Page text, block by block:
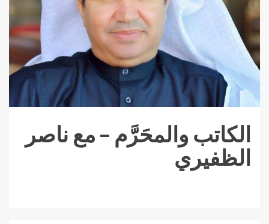
الكاتب والمحَرَّم – مع ناصر
الظفيري